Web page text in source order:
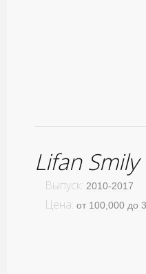
Lifan Smily
Выпуск: 2010-2017
Цена: от 100,000 до